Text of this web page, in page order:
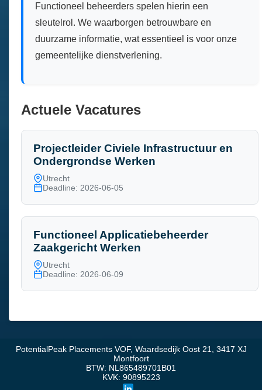
Functioneel beheerders spelen hierin een
sleutelrol. We waarborgen betrouwbare en
duurzame informatie, wat essentieel is voor onze
gemeentelijke dienstverlening.
Actuele Vacatures
Projectleider Civiele Infrastructuur en
Ondergrondse Werken
Utrecht
Deadline: 2026-06-05
Functioneel Applicatiebeheerder
Zaakgericht Werken
Utrecht
Deadline: 2026-06-09
PotentialPeak Placements VOF, Waardsedijk Oost 21, 3417 XJ
Montfoort
BTW: NL865489701B01
KVK: 90895223